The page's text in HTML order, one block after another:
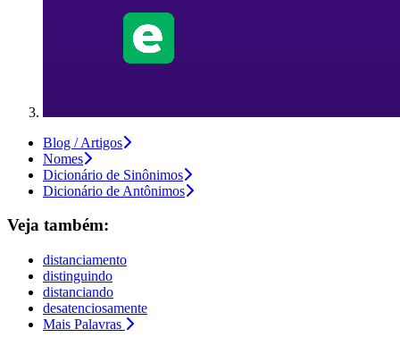
Blog / Artigos
Nomes
Dicionário de Sinônimos
Dicionário de Antônimos
Veja também:
distanciamento
distinguindo
distanciando
desatenciosamente
Mais Palavras